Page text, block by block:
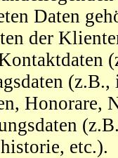
Daten
der
Honorare,
etc.).